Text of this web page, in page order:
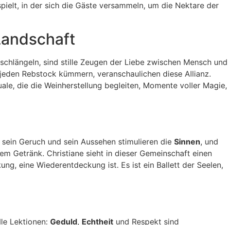
in der sich die Gäste versammeln, um die Nektare der
sind stille Zeugen der Liebe zwischen Mensch und
Rebstock kümmern, veranschaulichen diese Allianz.
die die Weinherstellung begleiten, Momente voller Magie,
Geruch und sein Aussehen stimulieren die Sinnen, und
Getränk. Christiane sieht in dieser Gemeinschaft einen
eine Wiederentdeckung ist. Es ist ein Ballett der Seelen,
Lektionen: Geduld, Echtheit und Respekt sind